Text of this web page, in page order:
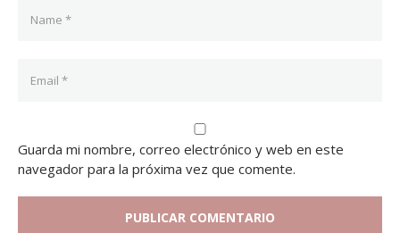
Guarda mi nombre, correo electrónico y web en este
navegador para la próxima vez que comente.